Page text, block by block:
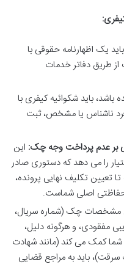
یک اظهارنامه حقوقی با
طریق دفاتر خدمات
باید شکوائیه کیفری با
ناشناس یا مشخص، ثبت
بر عدم پرداخت وجه چک: این
را می دهد که دستوری صادر
تکلیف نهایی پرونده،
حفاظتی اصلی شماست.
مشخصات چک (شماره سریال،
مفقودی، و هرگونه دلیل،
شما کمک می کند (مانند شهادت
باید به مراجع قضایی